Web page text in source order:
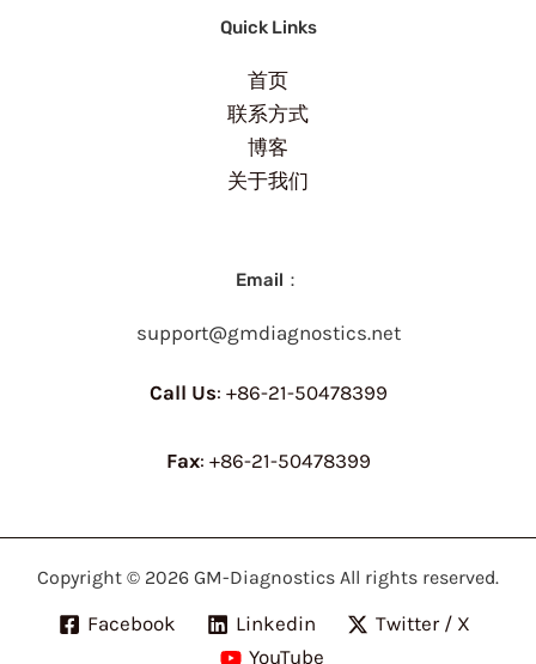
Quick Links
首页
联系方式
博客
关于我们
Email：
support@gmdiagnostics.net
Call Us: +86-21-50478399
Fax: +86-21-50478399
Copyright © 2026 GM-Diagnostics All rights reserved.
Facebook Linkedin
Twitter / X
YouTube